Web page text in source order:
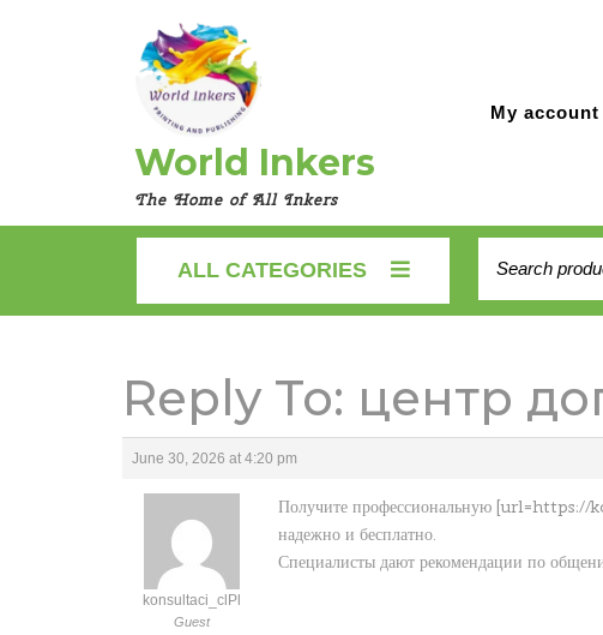
World Inkers
The Home of All Inkers
My account
ALL CATEGORIES
for:
Reply To: центр
June 30, 2026 at 4:20 pm
konsultaci_clPl
Guest
Получите профессиональную [url=https://
надежно и бесплатно.
Специалисты дают рекомендации по